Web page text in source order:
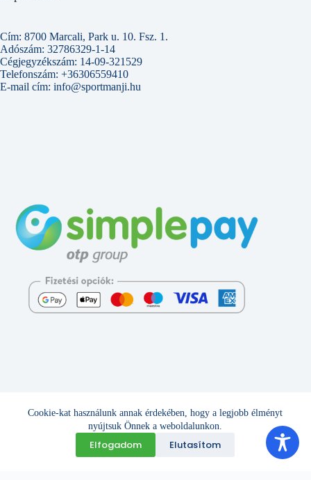
Cookie-kat használunk annak érdekében, hogy a legjobb élményt
nyújtsuk Önnek a weboldalunkon.
Elfogadom Elutasítom
Cím: 8700 Marcali, Park u. 10. Fsz. 1.
Adószám: 32786329-1-14
Cégjegyzékszám: 14-09-321529
Telefonszám: +36306559410
E-mail cím: info@sportmanji.hu
Minden jog fenntartva © 2026 - Sportmanji -6Smethod